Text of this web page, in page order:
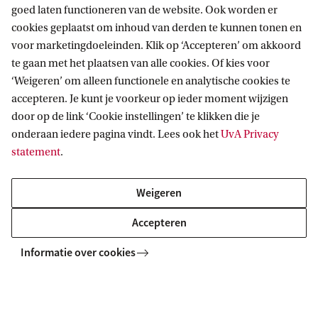
Aanvragen
Om de beurs te kunnen aanvragen moet je
voldoen aan de volgende voorwaarden:
je bent afkomstig uit een ontwikkelingsland of
fragiele democratie;
je hebt het voornemen om na afronding van je
master voor een periode van minimaal drie jaar
bij te dragen aan de ontwikkeling van je land
goed laten functioneren van de website. Ook worden er
cookies geplaatst om inhoud van derden te kunnen tonen en
voor marketingdoeleinden. Klik op ‘Accepteren’ om akkoord
te gaan met het plaatsen van alle cookies. Of kies voor
‘Weigeren’ om alleen functionele en analytische cookies te
accepteren. Je kunt je voorkeur op ieder moment wijzigen
door op de link ‘Cookie instellingen’ te klikken die je
onderaan iedere pagina vindt. Lees ook hetUvA Privacy
statement.
Weigeren
Accepteren
Informatie over cookies